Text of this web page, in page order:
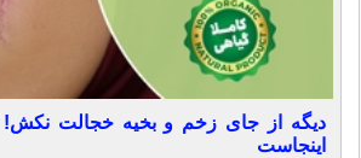
دیگه از جای زخم و بخیه خجالت
اینجاست